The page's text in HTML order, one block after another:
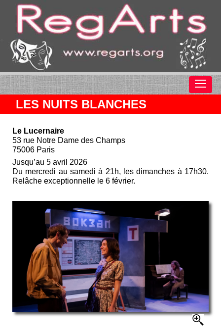
LES NUITS BLANCHES
Le Lucernaire
53 rue Notre Dame des Champs
75006 Paris
Jusqu’au 5 avril 2026
Du mercredi au samedi à 21h, les dimanches à 17h30.
Relâche exceptionnelle le 6 février.